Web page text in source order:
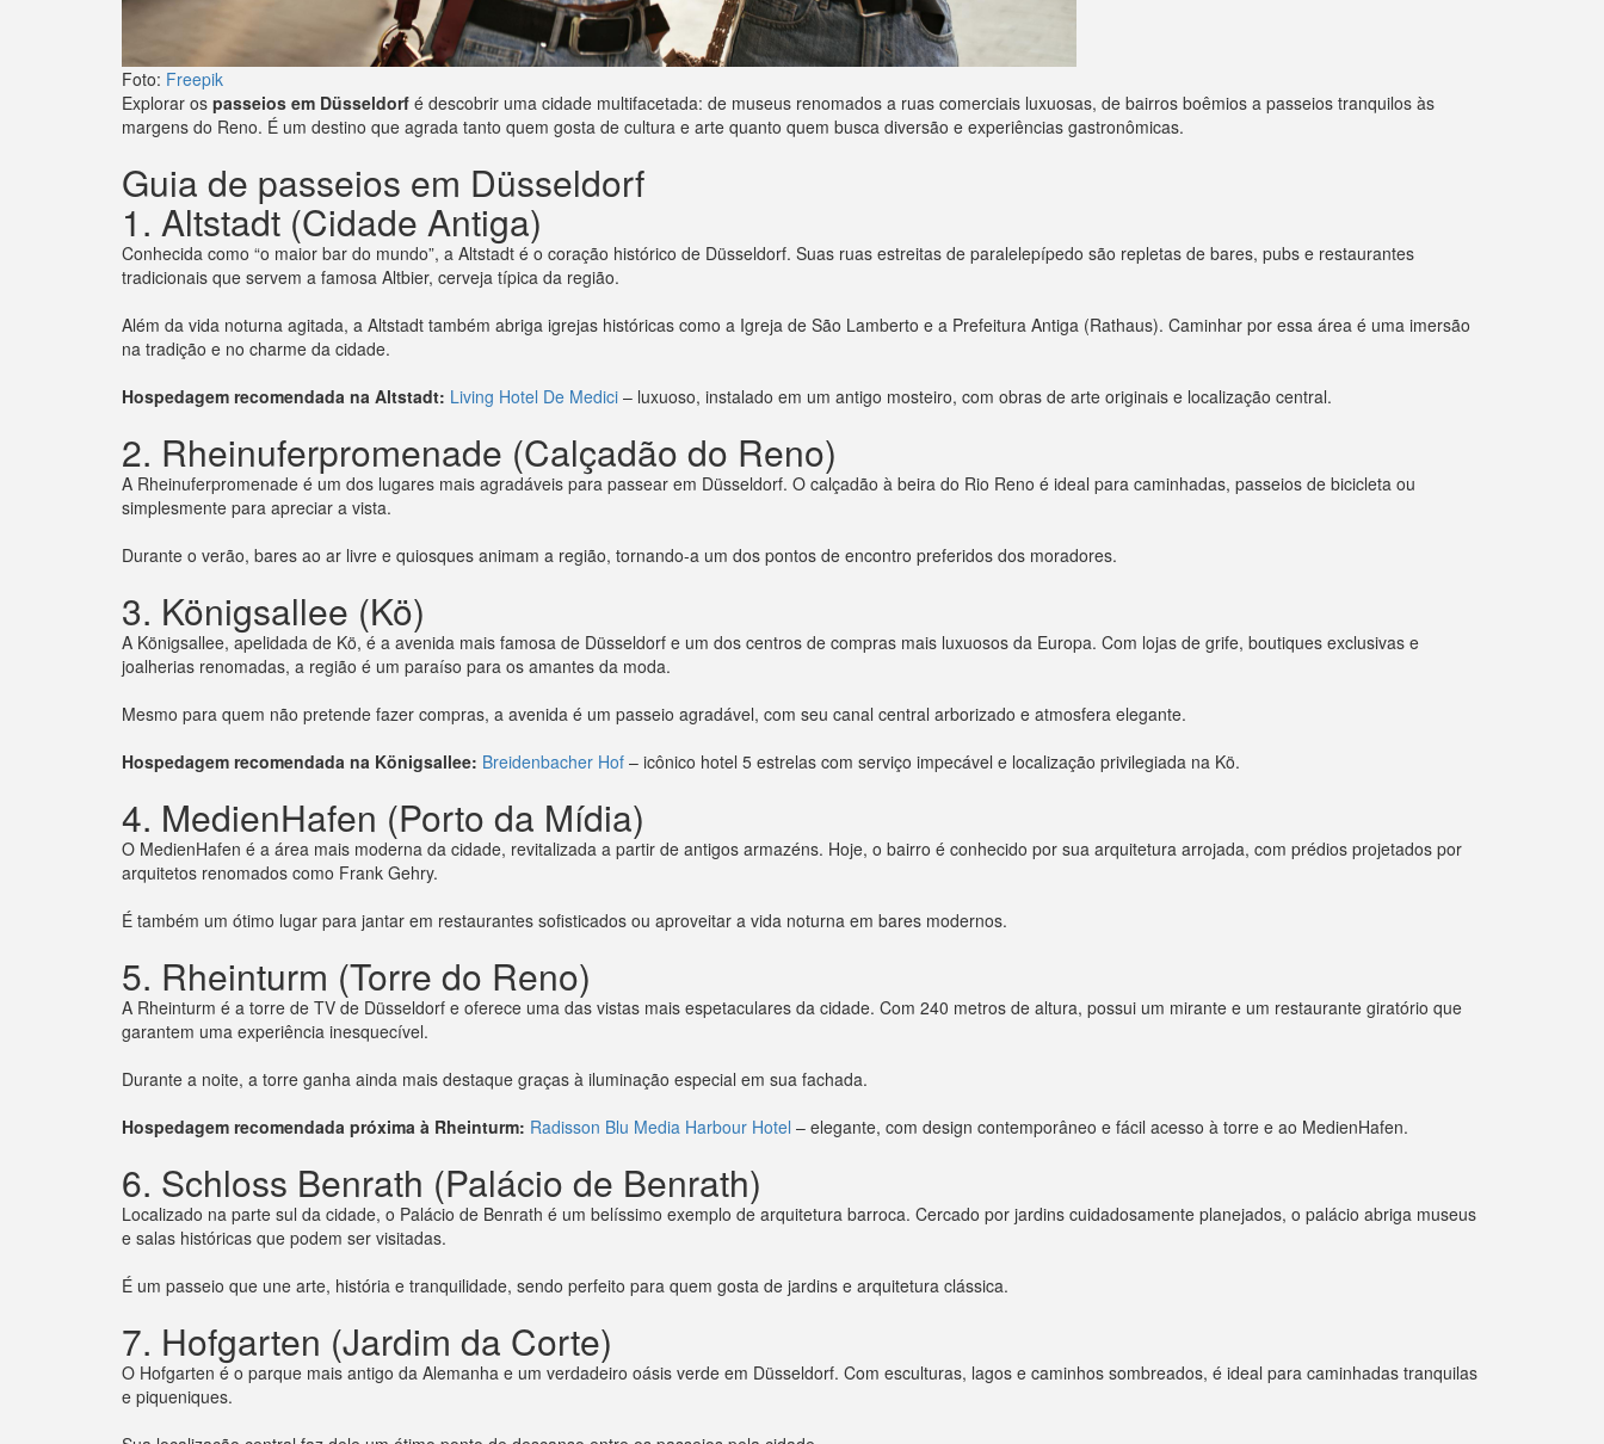
Foto: Freepik
Explorar os passeios em Düsseldorf é descobrir uma cidade multifacetada: de museus renomados a ruas comerciais luxuosas, de bairros boêmios a passeios tranquilos às
margens do Reno. É um destino que agrada tanto quem gosta de cultura e arte quanto quem busca diversão e experiências gastronômicas.
Guia de passeios em Düsseldorf
1. Altstadt (Cidade Antiga)
Conhecida como “o maior bar do mundo”, a Altstadt é o coração histórico de Düsseldorf. Suas ruas estreitas de paralelepípedo são repletas de bares, pubs e restaurantes
tradicionais que servem a famosa Altbier, cerveja típica da região.
Além da vida noturna agitada, a Altstadt também abriga igrejas históricas como a Igreja de São Lamberto e a Prefeitura Antiga (Rathaus). Caminhar por essa área é uma imersão
na tradição e no charme da cidade.
Hospedagem recomendada na Altstadt: Living Hotel De Medici – luxuoso, instalado em um antigo mosteiro, com obras de arte originais e localização central.
2. Rheinuferpromenade (Calçadão do Reno)
A Rheinuferpromenade é um dos lugares mais agradáveis para passear em Düsseldorf. O calçadão à beira do Rio Reno é ideal para caminhadas, passeios de bicicleta ou
simplesmente para apreciar a vista.
Durante o verão, bares ao ar livre e quiosques animam a região, tornando-a um dos pontos de encontro preferidos dos moradores.
3. Königsallee (Kö)
A Königsallee, apelidada de Kö, é a avenida mais famosa de Düsseldorf e um dos centros de compras mais luxuosos da Europa. Com lojas de grife, boutiques exclusivas e
joalherias renomadas, a região é um paraíso para os amantes da moda.
Mesmo para quem não pretende fazer compras, a avenida é um passeio agradável, com seu canal central arborizado e atmosfera elegante.
Hospedagem recomendada na Königsallee: Breidenbacher Hof – icônico hotel 5 estrelas com serviço impecável e localização privilegiada na Kö.
4. MedienHafen (Porto da Mídia)
O MedienHafen é a área mais moderna da cidade, revitalizada a partir de antigos armazéns. Hoje, o bairro é conhecido por sua arquitetura arrojada, com prédios projetados por
arquitetos renomados como Frank Gehry.
É também um ótimo lugar para jantar em restaurantes sofisticados ou aproveitar a vida noturna em bares modernos.
5. Rheinturm (Torre do Reno)
A Rheinturm é a torre de TV de Düsseldorf e oferece uma das vistas mais espetaculares da cidade. Com 240 metros de altura, possui um mirante e um restaurante giratório que
garantem uma experiência inesquecível.
Durante a noite, a torre ganha ainda mais destaque graças à iluminação especial em sua fachada.
Hospedagem recomendada próxima à Rheinturm: Radisson Blu Media Harbour Hotel – elegante, com design contemporâneo e fácil acesso à torre e ao MedienHafen.
6. Schloss Benrath (Palácio de Benrath)
Localizado na parte sul da cidade, o Palácio de Benrath é um belíssimo exemplo de arquitetura barroca. Cercado por jardins cuidadosamente planejados, o palácio abriga museus
e salas históricas que podem ser visitadas.
É um passeio que une arte, história e tranquilidade, sendo perfeito para quem gosta de jardins e arquitetura clássica.
7. Hofgarten (Jardim da Corte)
O Hofgarten é o parque mais antigo da Alemanha e um verdadeiro oásis verde em Düsseldorf. Com esculturas, lagos e caminhos sombreados, é ideal para caminhadas tranquilas
e piqueniques.